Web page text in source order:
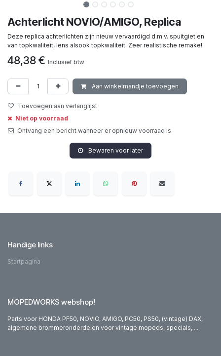
Achterlicht NOVIO/AMIGO, Replica
Deze replica achterlichten zijn nieuw vervaardigd d.m.v. spuitgiet en
van topkwaliteit, lens alsook topkwaliteit. Zeer realistische remake!
48,38€ Inclusief btw
Aan winkelmandje toevoegen
Toevoegen aan verlanglijst
Niet op voorraad
Ontvang een bericht wanneer er opnieuw voorraad is
Bewaren voor later
Handige links
Startpagina
MOPEDWORKS webshop!
Parts voor HONDA PF50, NOVIO, AMIGO, PC50, PS50, (vintage) DAX,
algemene brommeronderdelen voor vintage mopeds, specials, ....